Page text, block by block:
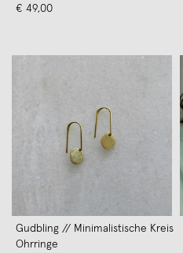
vergoldet – Weiskönig Jewelry
€ 49,00
Gudbling // Minimalistische Kreis
Ohrringe